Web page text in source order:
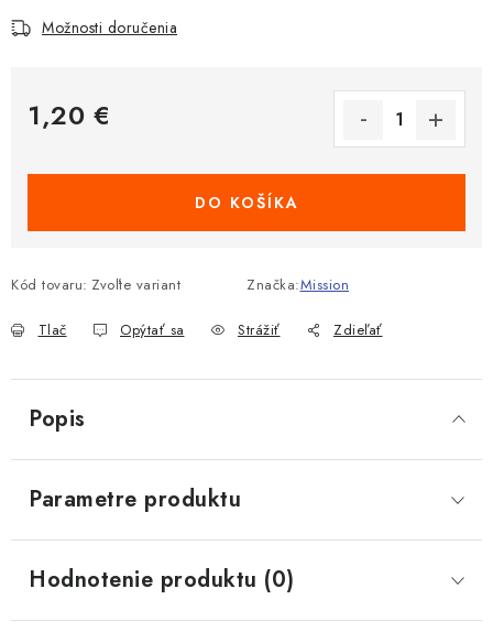
Možnosti doručenia
1,20 €
DO KOŠÍKA
Kód tovaru: Zvoľte variant Značka:Mission
Tlač Opýtať sa Strážiť Zdieľať
Popis
Parametre produktu
Hodnotenie produktu (0)